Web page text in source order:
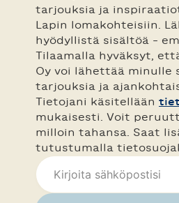
tarjouksia ja
Lapin lomakohteisiin.
hyödyllistä sisältöä –
Tilaamalla hyväksyt,
Oy voi lähettää minulle
tarjouksia ja
Tietojani käsitellään
mukaisesti. Voit
milloin tahansa. Saat
tutustumalla